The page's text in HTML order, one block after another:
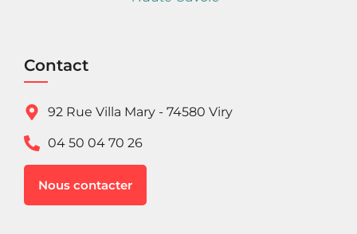
Contact
92 Rue Villa Mary - 74580 Viry
04 50 04 70 26
Nous contacter